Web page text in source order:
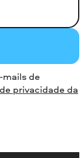
mails de
privacidade da